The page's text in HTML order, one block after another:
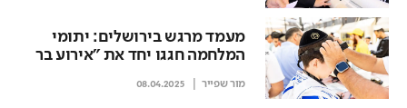
מעמד מרגש בירושלים: יתומי
המלחמה חגגו יחד את "אירוע בר
מור שפייר 08.04.2025